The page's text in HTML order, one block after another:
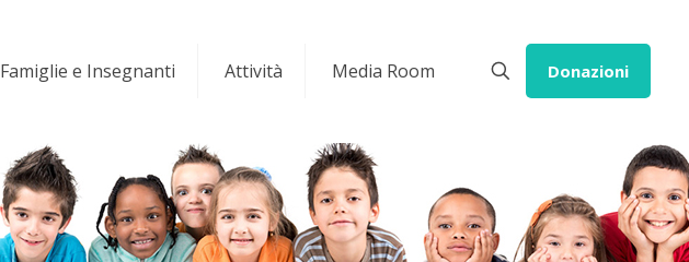
Famiglie e Insegnanti Attività Media Room Donazioni